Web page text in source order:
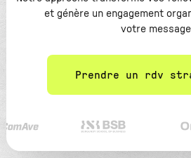
et génère un engagement
votre
Prendre un rdv